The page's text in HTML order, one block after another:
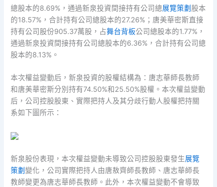
總股本的8.69%，通過新泉投資間接持有公司總展覽策劃 股本
的18.57%，合計持有公司總股本的27.26%；唐美華密斯直接
持有公司股份905.37萬股，占舞台背板公司總股本的1.77%，
通過新泉投資間接持有公司總股本的6.36%，合計持有公司總
股本的8.13%。
本次權益變動后，新泉投資的股權結構為：唐志華師長教師
和唐美華密斯分別持有74.50%和25.50%股權。本次權益變動
后，公司控股股東、實際把持人及其分歧行動人股權把持關
系如下圖所示：
新泉股份表現，本次權益變動未導致公司控股股東發生展覽
策劃變化，公司實際把持人由唐敖齊師長教師、唐志華師長
教師變更為唐志華師長教師。此外，本次權益變動不會導致